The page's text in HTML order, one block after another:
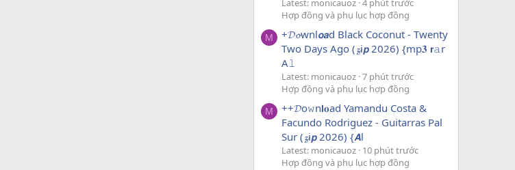
Hợp đồng và phụ lục hợp đồng
M
+𝓓𝓸wnl𝙤𝙖d Black Coconut - Twenty
Two Days Ago (𝔃i𝙥 2026) {mp𝟑 𝗿𝚊r
A𝚕
Latest: monicauoz 7 phút trước
Hợp đồng và phụ lục hợp đồng
M
++𝓓o𝚠n𝗹𝐨ad Yamandu Costa &
Facundo Rodriguez - Guitarras Pal
Sur (𝔃i𝙥 2026) {𝘼l
Latest: monicauoz 10 phút trước
Hợp đồng và phụ lục hợp đồng